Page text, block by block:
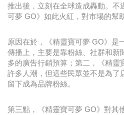
推出後，立刻在全球造成轟動。不
可夢 GO》如此火紅，對市場的幫
原因在於，《精靈寶可夢 GO》是
傳播上，主要是靠粉絲、社群和新
多的廣告行銷預算；第二，《精靈
許多人潮，但這些民眾並不是為了
留下成為品牌粉絲。
第三點，《精靈寶可夢 GO》對其